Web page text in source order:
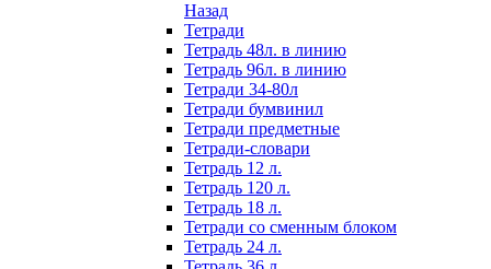
Назад
Тетради
Тетрадь 48л. в линию
Тетрадь 96л. в линию
Тетради 34-80л
Тетради бумвинил
Тетради предметные
Тетради-словари
Тетрадь 12 л.
Тетрадь 120 л.
Тетрадь 18 л.
Тетради со сменным блоком
Тетрадь 24 л.